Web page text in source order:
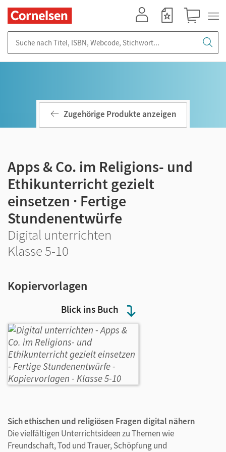
Blick ins Buch
Zugehörige Produkte anzeigen
Apps & Co. im Religions- und
Ethikunterricht gezielt
einsetzen · Fertige
Stundenentwürfe
Digital unterrichten
Klasse 5-10
Kopiervorlagen
Sich ethischen und religiösen Fragen digital nähern
Die vielfältigen Unterrichtsideen zu Themen wie
Freundschaft, Tod und Trauer, Schöpfung und